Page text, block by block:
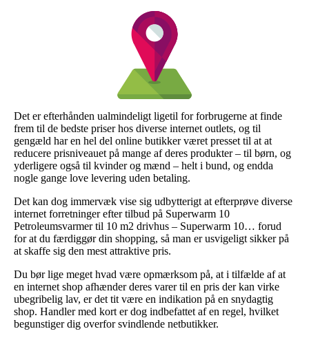
Det er efterhånden ualmindeligt ligetil for forbrugerne at finde
frem til de bedste priser hos diverse internet outlets, og til
gengæld har en hel del online butikker været presset til at at
reducere prisniveauet på mange af deres produkter – til børn, og
yderligere også til kvinder og mænd – helt i bund, og endda
nogle gange love levering uden betaling.
Det kan dog immervæk vise sig udbytterigt at efterprøve diverse
internet forretninger efter tilbud på Superwarm 10
Petroleumsvarmer til 10 m2 drivhus – Superwarm 10… forud
for at du færdiggør din shopping, så man er usvigeligt sikker på
at skaffe sig den mest attraktive pris.
Du bør lige meget hvad være opmærksom på, at i tilfælde af at
en internet shop afhænder deres varer til en pris der kan virke
ubegribelig lav, er det tit være en indikation på en snydagtig
shop. Handler med kort er dog indbefattet af en regel, hvilket
begunstiger dig overfor svindlende netbutikker.